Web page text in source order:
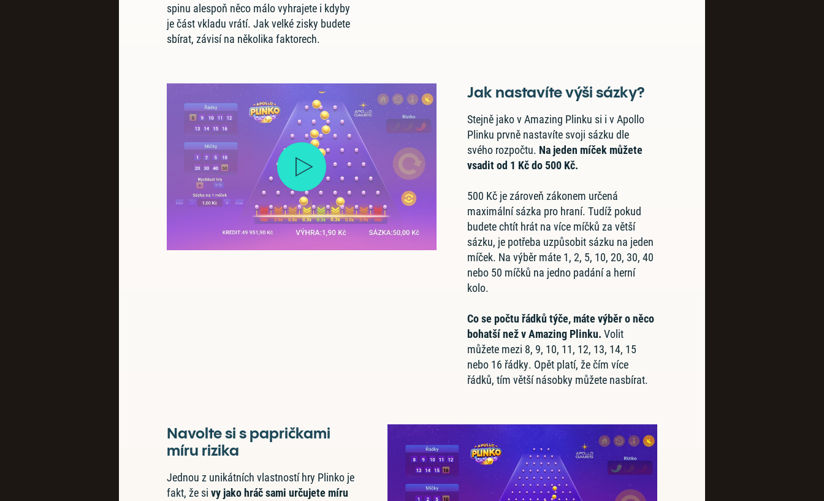
spinu alespoň něco málo vyhrajete i kdyby
je část vkladu vrátí. Jak velké zisky budete
sbírat, závisí na několika faktorech.
Jak nastavíte výši sázky?
Stejně jako v Amazing Plinku si i v Apollo
Plinku prvně nastavíte svoji sázku dle
svého rozpočtu. Na jeden míček můžete
vsadit od 1 Kč do 500 Kč.
500 Kč je zároveň zákonem určená
maximální sázka pro hraní. Tudíž pokud
budete chtít hrát na více míčků za větší
sázku, je potřeba uzpůsobit sázku na jeden
míček. Na výběr máte 1, 2, 5, 10, 20, 30, 40
nebo 50 míčků na jedno padání a herní
kolo.
Co se počtu řádků týče, máte výběr o něco
bohatší než v Amazing Plinku. Volit
můžete mezi 8, 9, 10, 11, 12, 13, 14, 15
nebo 16 řádky. Opět platí, že čím více
řádků, tím větší násobky můžete nasbírat.
Navolte si s papričkami
míru rizika
Jednou z unikátních vlastností hry Plinko je
fakt, že sivy jako hráč sami určujete míru